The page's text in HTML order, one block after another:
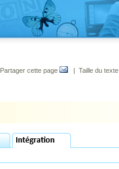
Partager cette page | Taille du texte